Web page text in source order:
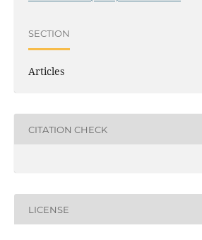
SECTION
Articles
CITATION CHECK
LICENSE